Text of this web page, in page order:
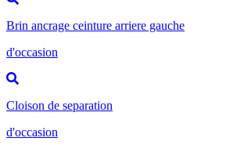
Brin ancrage ceinture arriere gauche
d'occasion
Cloison de separation
d'occasion